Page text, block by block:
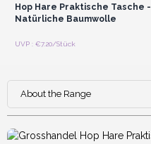
Hop Hare Praktische Tasche -
Natürliche Baumwolle
UVP : €7.20/Stück